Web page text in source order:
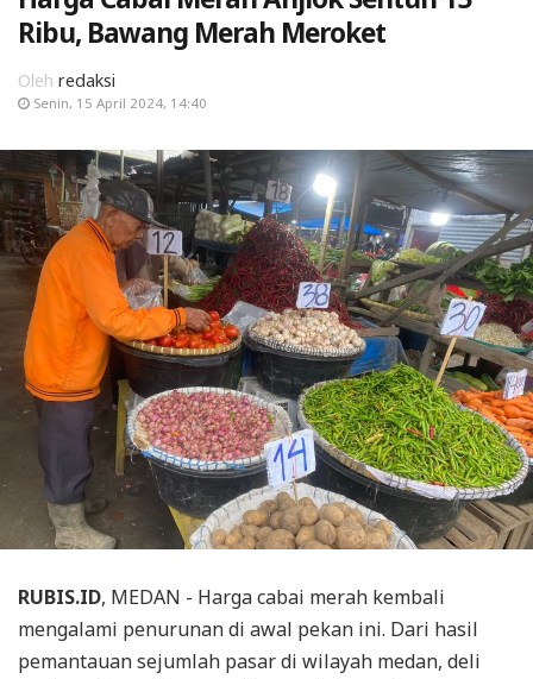
Ribu, Bawang Merah Meroket
Oleh redaksi
Senin, 15 April 2024, 14:40
RUBIS.ID, MEDAN - Harga cabai merah kembali
mengalami penurunan di awal pekan ini. Dari hasil
pemantauan sejumlah pasar di wilayah medan, deli